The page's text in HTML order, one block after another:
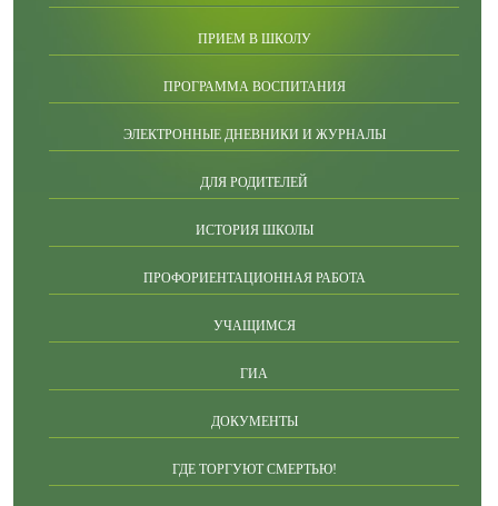
ПРИЕМ В ШКОЛУ
ПРОГРАММА ВОСПИТАНИЯ
ЭЛЕКТРОННЫЕ ДНЕВНИКИ И ЖУРНАЛЫ
ДЛЯ РОДИТЕЛЕЙ
ИСТОРИЯ ШКОЛЫ
ПРОФОРИЕНТАЦИОННАЯ РАБОТА
УЧАЩИМСЯ
ГИА
ДОКУМЕНТЫ
ГДЕ ТОРГУЮТ СМЕРТЬЮ!